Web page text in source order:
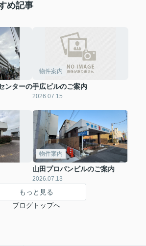
め記事
ンターの
物件案内
手広ビルのご案内
2026.07.15
物件案内
山田プロパンビルのご案内
2026.07.13
もっと見る
ブログトップへ